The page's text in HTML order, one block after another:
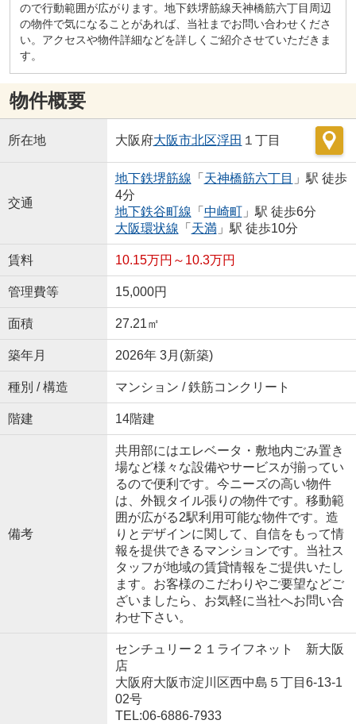
ので行動範囲が広がります。地下鉄堺筋線天神橋筋六丁目周辺
の物件で気になることがあれば、当社までお問い合わせくださ
い。アクセスや物件詳細などを詳しくご紹介させていただきま
す。
物件概要
所在地 大阪府大阪市北区浮田 １丁目
交通
地下鉄堺筋線 「 天神橋筋六丁目 」駅 徒歩
4分
地下鉄谷町線 「 中崎町」駅 徒歩6分
大阪環状線 「 天満」駅 徒歩10分
賃料 10.15万円～10.3万円
管理費等 15,000円
面積 27.21㎡
築年月 2026年 3月(新築)
種別 / 構造 マンション / 鉄筋コンクリート
階建 14階建
備考
共用部にはエレベータ・敷地内ごみ置き
場など様々な設備やサービスが揃ってい
るので便利です。今ニーズの高い物件
は、外観タイル張りの物件です。移動範
囲が広がる2駅利用可能な物件です。造
りとデザインに関して、自信をもって情
報を提供できるマンションです。当社ス
タッフが地域の賃貸情報をご提供いたし
ます。お客様のこだわりやご要望などご
ざいましたら、お気軽に当社へお問い合
わせ下さい。
センチュリー２１ライフネット 新大阪
店
大阪府大阪市淀川区西中島５丁目6-13-1
02号
TEL:06-6886-7933